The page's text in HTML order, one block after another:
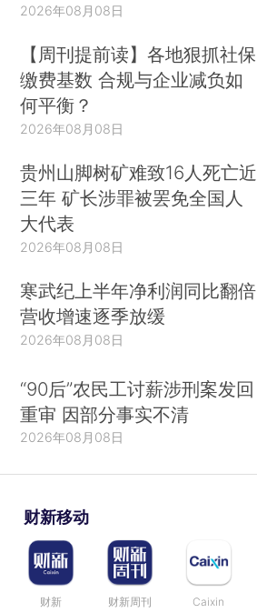
2026年08月08日
【周刊提前读】各地狠抓社保
缴费基数 合规与企业减负如
何平衡？
2026年08月08日
贵州山脚树矿难致16人死亡近
三年 矿长涉罪被罢免全国人
大代表
2026年08月08日
寒武纪上半年净利润同比翻倍
营收增速逐季放缓
2026年08月08日
“90后”农民工讨薪涉刑案发回
重审 因部分事实不清
2026年08月08日
财新移动
财新 财新周刊 Caixin